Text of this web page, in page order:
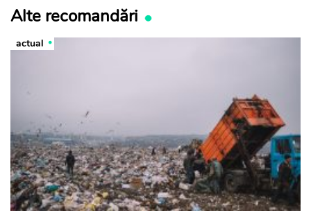
Alte recomandări
actual